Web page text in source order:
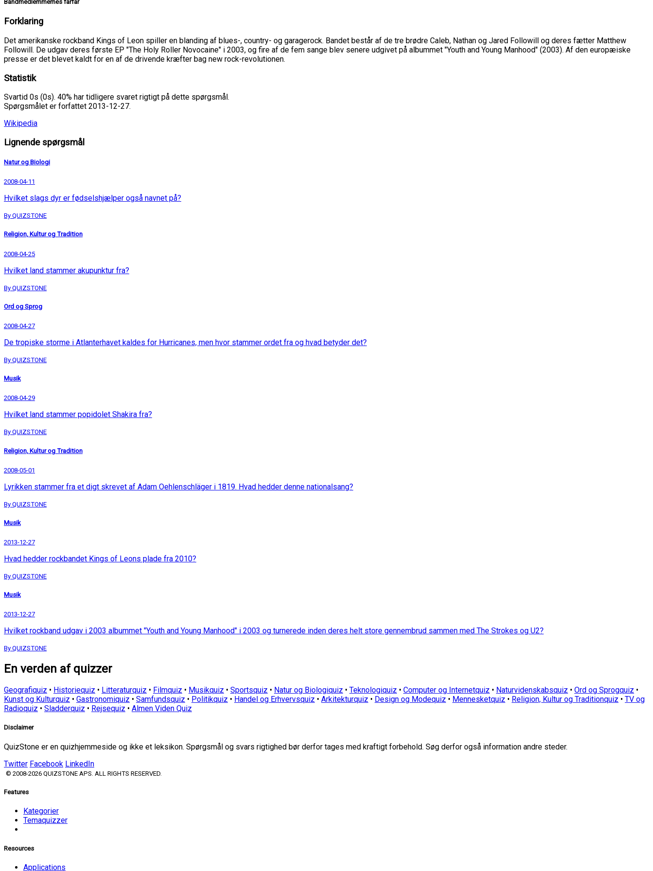
Bandmedlemmernes farfar
Forklaring
Det amerikanske rockband Kings of Leon spiller en blanding af blues-, country- og garagerock. Bandet består af de tre brødre Caleb, Nathan og Jared Followill og deres fætter Matthew
Followill. De udgav deres første EP "The Holy Roller Novocaine" i 2003, og fire af de fem sange blev senere udgivet på albummet "Youth and Young Manhood" (2003). Af den europæiske
presse er det blevet kaldt for en af de drivende kræfter bag new rock-revolutionen.
Statistik
Svartid 0s (0s). 40% har tidligere svaret rigtigt på dette spørgsmål.
Spørgsmålet er forfattet 2013-12-27.
Wikipedia
Lignende spørgsmål
Natur og Biologi
2008-04-11
Hvilket slags dyr er fødselshjælper også navnet på?
By QUIZSTONE
Religion, Kultur og Tradition
2008-04-25
Hvilket land stammer akupunktur fra?
By QUIZSTONE
Ord og Sprog
2008-04-27
De tropiske storme i Atlanterhavet kaldes for Hurricanes, men hvor stammer ordet fra og hvad betyder det?
By QUIZSTONE
Musik
2008-04-29
Hvilket land stammer popidolet Shakira fra?
By QUIZSTONE
Religion, Kultur og Tradition
2008-05-01
Lyrikken stammer fra et digt skrevet af Adam Oehlenschläger i 1819. Hvad hedder denne nationalsang?
By QUIZSTONE
Musik
2013-12-27
Hvad hedder rockbandet Kings of Leons plade fra 2010?
By QUIZSTONE
Musik
2013-12-27
Hvilket rockband udgav i 2003 albummet "Youth and Young Manhood" i 2003 og turnerede inden deres helt store gennembrud sammen med The Strokes og U2?
By QUIZSTONE
En verden af quizzer
Geografiquiz • Historiequiz • Litteraturquiz • Filmquiz • Musikquiz • Sportsquiz • Natur og Biologiquiz • Teknologiquiz • Computer og Internetquiz • Naturvidenskabsquiz • Ord og Sprogquiz •
Kunst og Kulturquiz • Gastronomiquiz • Samfundsquiz • Politikquiz • Handel og Erhvervsquiz • Arkitekturquiz • Design og Modequiz • Mennesketquiz • Religion, Kultur og Traditionquiz • TV og
Radioquiz • Sladderquiz • Rejsequiz • Almen Viden Quiz
Disclaimer
QuizStone er en quizhjemmeside og ikke et leksikon. Spørgsmål og svars rigtighed bør derfor tages med kraftigt forbehold. Søg derfor også information andre steder.
Twitter Facebook LinkedIn
© 2008-2026 QUIZSTONE APS. ALL RIGHTS RESERVED.
Features
Kategorier
Temaquizzer
Resources
Applications